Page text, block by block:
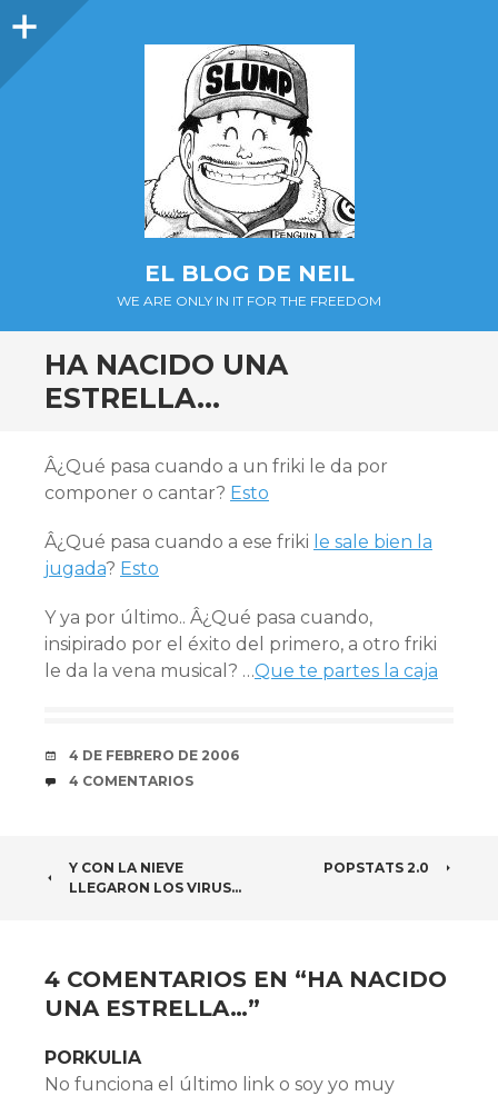
Barra
EL BLOG DE NEIL
WE ARE ONLY IN IT FOR THE FREEDOM
HA NACIDO UNA
ESTRELLA…
Â¿Qué pasa cuando a un friki le da por
componer o cantar? Esto
Â¿Qué pasa cuando a ese friki le sale bien la
jugada? Esto
Y ya por último.. Â¿Qué pasa cuando,
insipirado por el éxito del primero, a otro friki
le da la vena musical? …Que te partes la caja
FECHA
4 DE FEBRERO DE 2006
COMENTARIOS
4 COMENTARIOS
NAVEGADOR
ARTÍCULOS
Y CON LA NIEVE
LLEGARON LOS VIRUS…
POPSTATS 2.0
4 COMENTARIOS EN “HA NACIDO
UNA ESTRELLA…”
PORKULIA
No funciona el último link o soy yo muy